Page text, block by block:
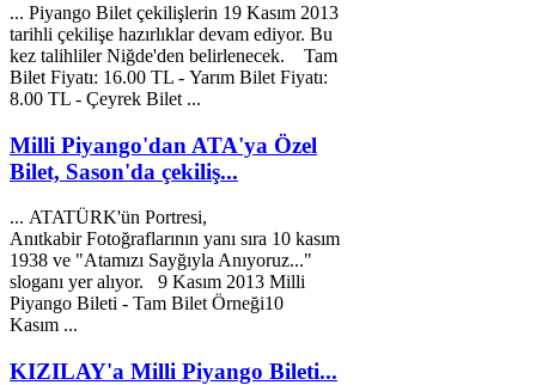
... Piyango Bilet çekilişlerin 19 Kasım 2013
tarihli çekilişe hazırlıklar devam ediyor. Bu
kez talihliler Niğde'den belirlenecek. Tam
Bilet Fiyatı: 16.00 TL - Yarım Bilet Fiyatı:
8.00 TL - Çeyrek Bilet ...
Milli Piyango'dan ATA'ya Özel
Bilet, Sason'da çekiliş...
... ATATÜRK'ün Portresi,
Anıtkabir Fotoğraflarının yanı sıra 10 kasım
1938 ve "Atamızı Sayğıyla Anıyoruz..."
sloganı yer alıyor. 9 Kasım 2013 Milli
Piyango Bileti - Tam Bilet Örneği10
Kasım ...
KIZILAY'a Milli Piyango Bileti...